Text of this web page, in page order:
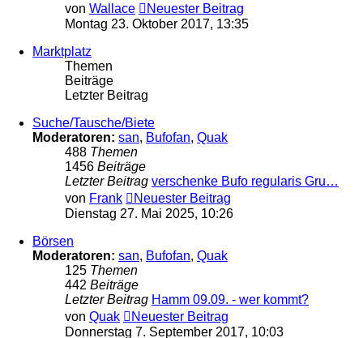
von Wallace
Neuester Beitrag
Montag 23. Oktober 2017, 13:35
Marktplatz
Themen
Beiträge
Letzter Beitrag
Suche/Tausche/Biete
Moderatoren: san, Bufofan, Quak
488 Themen
1456 Beiträge
Letzter Beitrag verschenke Bufo regularis Gru…
von Frank
Neuester Beitrag
Dienstag 27. Mai 2025, 10:26
Börsen
Moderatoren: san, Bufofan, Quak
125 Themen
442 Beiträge
Letzter Beitrag Hamm 09.09. - wer kommt?
von Quak
Neuester Beitrag
Donnerstag 7. September 2017, 10:03